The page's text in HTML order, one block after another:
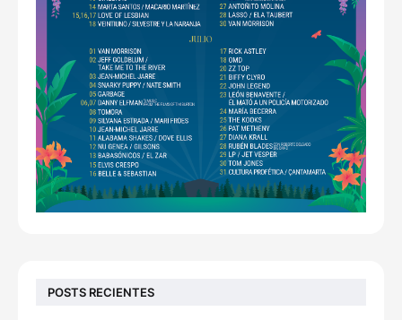
POSTS RECIENTES